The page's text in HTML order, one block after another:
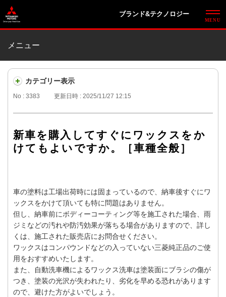
ブランド&テクノロジー
メニュー
カテゴリー表示
No : 3383 更新日時 : 2025/11/27 12:15
新車を購入してすぐにワックスをか
けてもよいですか。［車種全般］
車の塗料は工場出荷時には固まっているので、納車後すぐにワ
ックスをかけて頂いても特に問題はありません。
但し、納車前にボディーコーティング等を施工された場合、雨
ジミなどの汚れや防汚効果が落ちる場合がありますので、詳し
くは、施工された販売店にお問合せください。
ワックスはコンパウンドなどの入っていない三菱純正品のご使
用をおすすめいたします。
また、自動洗車機によるワックス洗車は塗装面にブラシの傷が
つき、塗装の光沢が失われたり、劣化を早める恐れがあります
ので、避けた方がよいでしょう。